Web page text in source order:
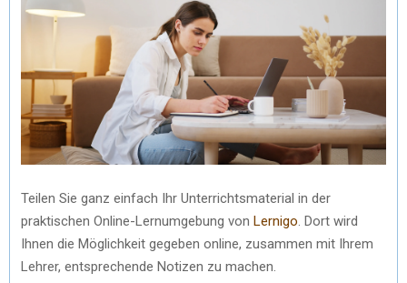
Teilen Sie ganz einfach Ihr Unterrichtsmaterial in der
praktischen Online-Lernumgebung von Lernigo. Dort wird
Ihnen die Möglichkeit gegeben online, zusammen mit Ihrem
Lehrer, entsprechende Notizen zu machen.